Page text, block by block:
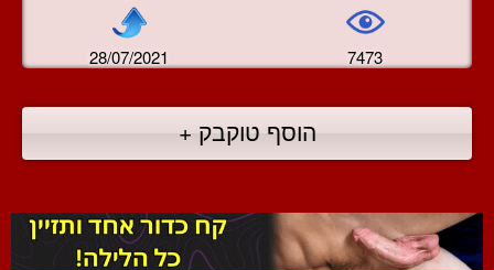
28/07/2021 7473
הוסף טוקבק +